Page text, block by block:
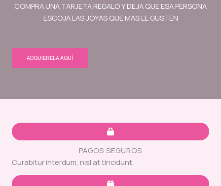
COMPRA UNA TARJETA REGALO Y DEJA QUE ESA PERSONA
ESCOJA LAS JOYAS QUE MAS LE GUSTEN
ADQUIERELA AQUÍ
PAGOS SEGUROS
Curabitur interdum, nisl at tincidunt.